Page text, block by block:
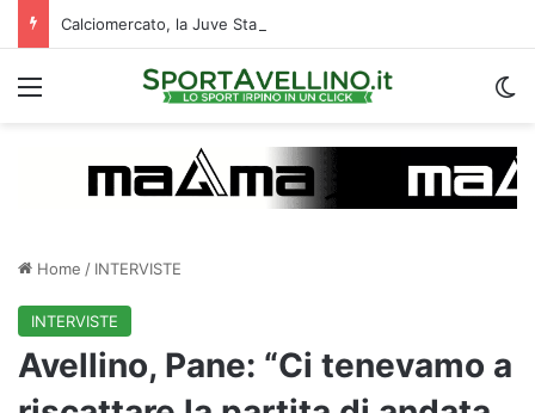
Menu
Home / INTERVISTE
INTERVISTE
Avellino, Pane: “Ci tenevamo a